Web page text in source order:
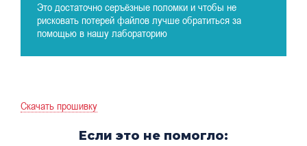
Это достаточно серъёзные поломки и чтобы не
рисковать потерей файлов лучше обратиться за
помощью в нашу лабораторию
Скачать прошивку
Если это не помогло: